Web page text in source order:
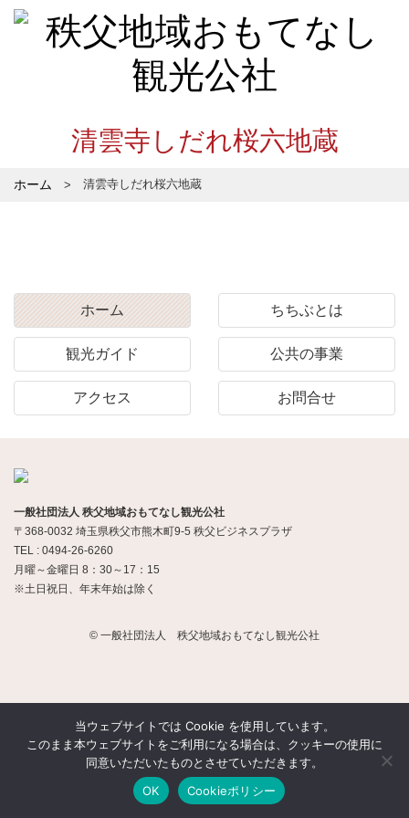
清雲寺しだれ桜六地蔵
ホーム 清雲寺しだれ桜六地蔵
ホーム ちちぶとは
観光ガイド 公共の事業
アクセス お問合せ
一般社団法人 秩父地域おもてなし観光公社
〒368-0032 埼玉県秩父市熊木町9-5 秩父ビジネスプラザ
TEL : 0494-26-6260
月曜～金曜日 8：30～17：15
※土日祝日、年末年始は除く
© 一般社団法人 秩父地域おもてなし観光公社
当ウェブサイトでは Cookie を使用しています。
このまま本ウェブサイトをご利用になる場合は、クッキーの使用に
同意いただいたものとさせていただきます。
OK
Cookieポリシー